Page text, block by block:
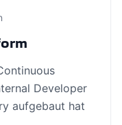
Developer
aufgebaut hat